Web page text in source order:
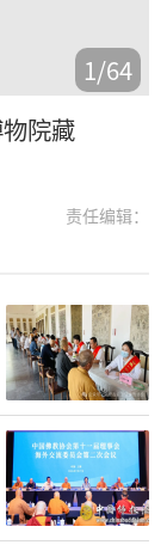
1/64
院藏
责任编辑：